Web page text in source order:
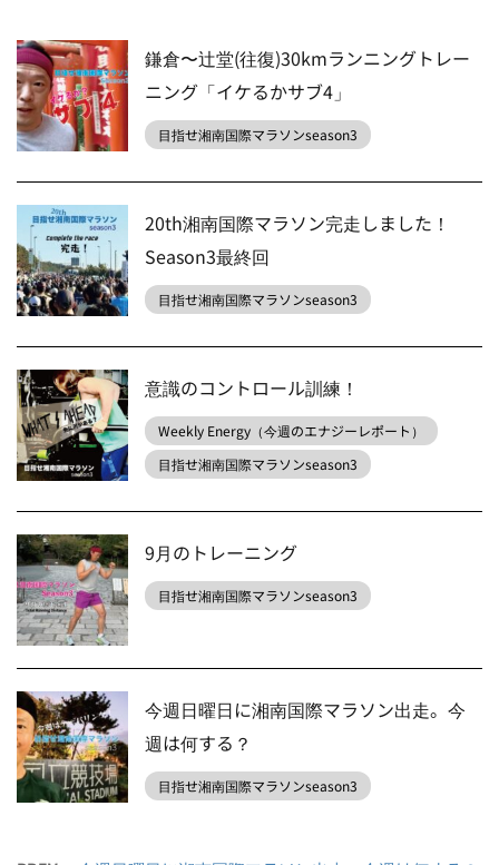
鎌倉〜辻堂(往復)30kmランニングトレー
ニング「イケるかサブ4」
目指せ湘南国際マラソンseason3
20th湘南国際マラソン完走しました！
Season3最終回
目指せ湘南国際マラソンseason3
意識のコントロール訓練！
Weekly Energy（今週のエナジーレポート）
目指せ湘南国際マラソンseason3
9月のトレーニング
目指せ湘南国際マラソンseason3
今週日曜日に湘南国際マラソン出走。今
週は何する？
目指せ湘南国際マラソンseason3